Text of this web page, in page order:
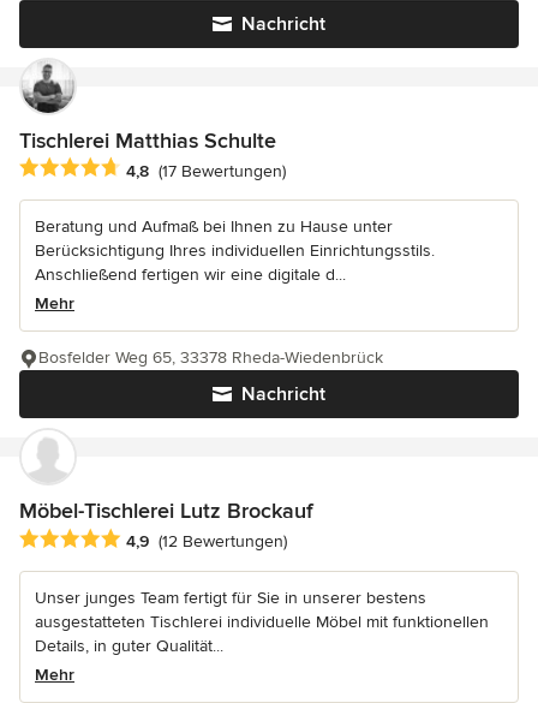
Nachricht
Tischlerei Matthias Schulte
Durchschnittliche Bewertung: 4.8 von 5 Sternen
4,8 (17 Bewertungen)
Beratung und Aufmaß bei Ihnen zu Hause unter
Berücksichtigung Ihres individuellen Einrichtungsstils.
Anschließend fertigen wir eine digitale d...
Mehr
Nachricht
Bosfelder Weg 65, 33378 Rheda-Wiedenbrück
Möbel-Tischlerei Lutz Brockauf
Durchschnittliche Bewertung: 4.9 von 5 Sternen
4,9 (12 Bewertungen)
Unser junges Team fertigt für Sie in unserer bestens
ausgestatteten Tischlerei individuelle Möbel mit funktionellen
Details, in guter Qualität...
Mehr